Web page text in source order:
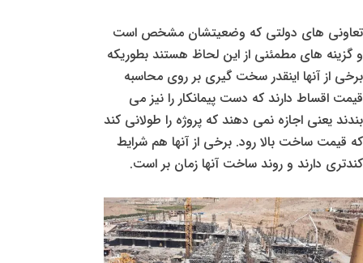
تعاونی های دولتی که وضعیتشان مشخص است
و گزینه های مطمئنی از این لحاظ هستند بطوریکه
برخی از آنها اینقدر سخت گیری بر روی محاسبه
قیمت اقساط دارند که دست پیمانکار را نیز می
بندند یعنی اجازه نمی دهند که پروژه را طولانی کند
که قیمت ساخت بالا رود. برخی از آنها هم شرایط
کندتری دارند و روند ساخت آنها زمان بر است.